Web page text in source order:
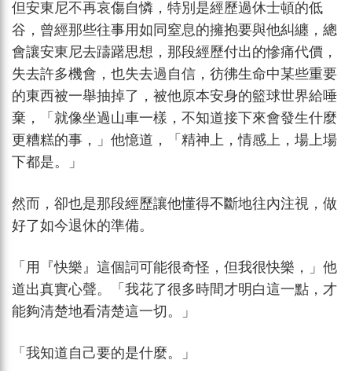
但安東尼不再哀傷自憐，特別是經歷過休士頓的低
谷，曾經那些往事用如同窒息的擁抱要與他糾纏，總
會讓安東尼去躊躇思想，那段經歷付出的慘痛代價，
失去許多機會，也失去過自信，彷彿生命中某些重要
的東西被一舉抽掉了，被他原本安身的籃球世界給唾
棄，「就像坐過山車一樣，不知道接下來會發生什麼
更糟糕的事，」他憶道，「精神上，情感上，場上場
下都是。」
然而，卻也是那段經歷讓他懂得不斷地往內注視，做
好了如今退休的準備。
「用『快樂』這個詞可能很奇怪，但我很快樂，」他
道出真實心聲。「我花了很多時間才明白這一點，才
能夠清楚地看清楚這一切。」
「我知道自己要的是什麼。」